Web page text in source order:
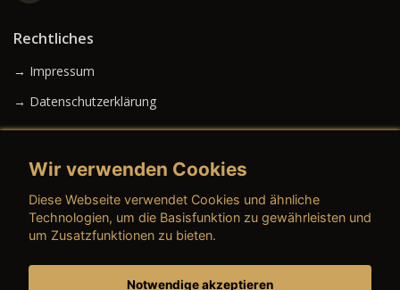
Rechtliches
→ Impressum
→ Datenschutzerklärung
→ AGB (Gebrauchtwagen)
Wir verwenden Cookies
Diese Webseite verwendet Cookies und ähnliche
Technologien, um die Basisfunktion zu gewährleisten und
um Zusatzfunktionen zu bieten.
Notwendige akzeptieren